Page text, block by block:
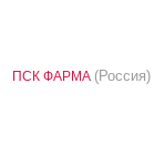
ПСК ФАРМА (Россия)